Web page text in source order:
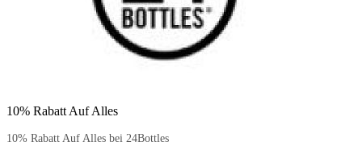
10% Rabatt Auf Alles
10% Rabatt Auf Alles bei 24Bottles